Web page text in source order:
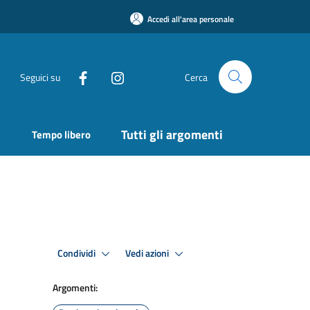
Accedi all'area personale
Seguici su Cerca
Tempo libero Tutti gli argomenti
Condividi Vedi azioni
Argomenti: